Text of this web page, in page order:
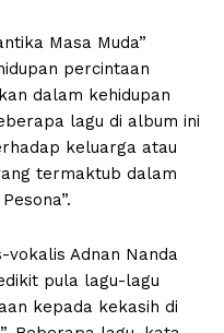
Masa Muda”
percintaan
dalam kehidupan
lagu di album ini
keluarga atau
termaktub dalam
vokalis Adnan Nanda
pula lagu-lagu
kepada kekasih di